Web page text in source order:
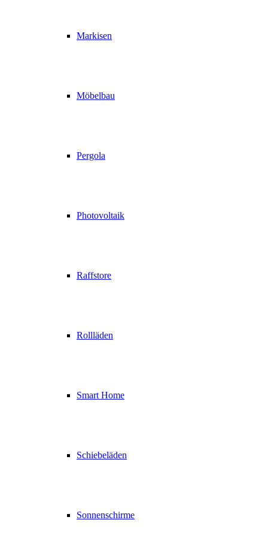
Markisen
Möbelbau
Pergola
Photovoltaik
Raffstore
Rollläden
Smart Home
Schiebeläden
Sonnenschirme